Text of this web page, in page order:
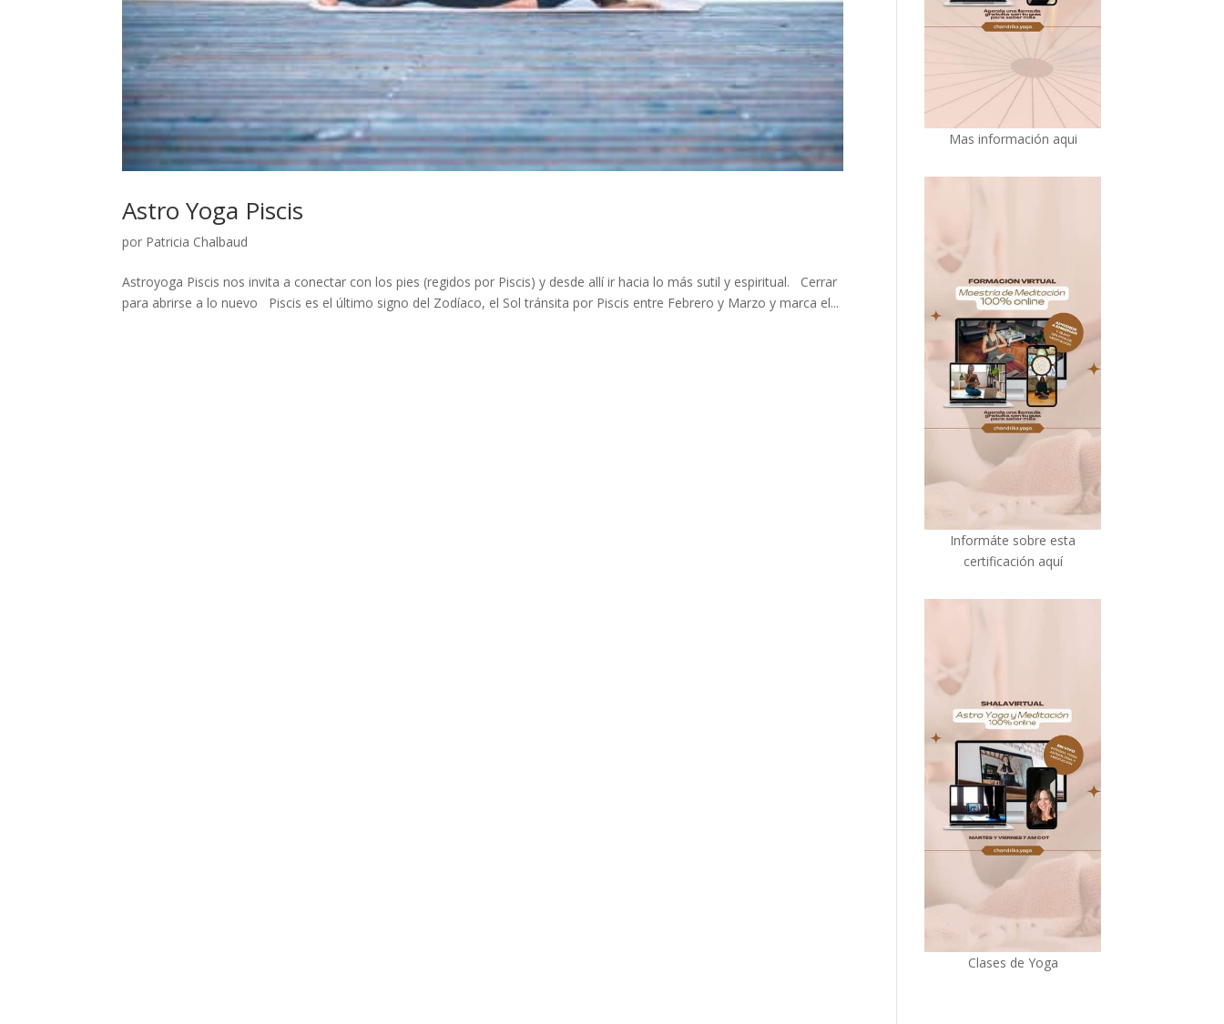
Astro Yoga Piscis
por Patricia Chalbaud
Astroyoga Piscis nos invita a conectar con los pies (regidos por Piscis) y desde allí ir hacia lo más sutil y espiritual. Cerrar
para abrirse a lo nuevo Piscis es el último signo del Zodíaco, el Sol tránsita por Piscis entre Febrero y Marzo y marca el...
Mas información aqui
Informáte sobre esta
certificación aquí
Clases de Yoga